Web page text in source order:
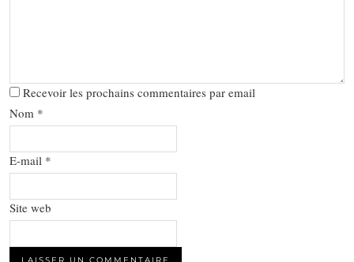
Recevoir les prochains commentaires par email
Nom *
E-mail *
Site web